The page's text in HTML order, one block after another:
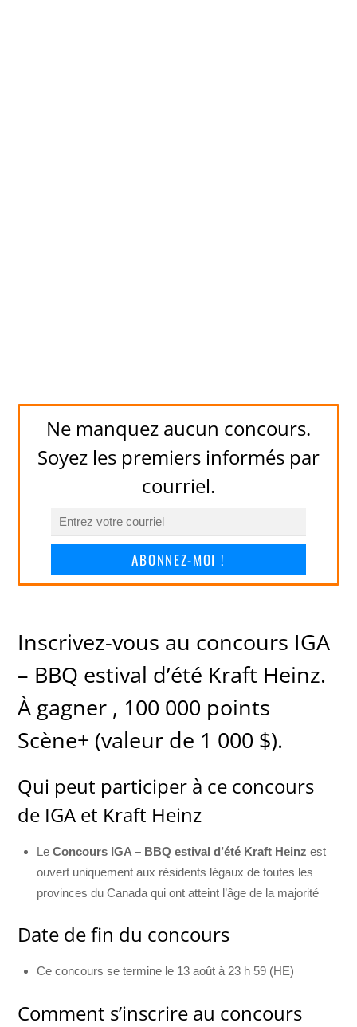
Ne manquez aucun concours.
Soyez les premiers informés par
courriel.
ABONNEZ-MOI !
Inscrivez-vous au concours IGA
– BBQ estival d’été Kraft Heinz.
À gagner , 100 000 points
Scène+ (valeur de 1 000 $).
Qui peut participer à ce concours
de IGA et Kraft Heinz
LeConcours IGA – BBQ estival d’été Kraft Heinz est
ouvert uniquement aux résidents légaux de toutes les
provinces du Canada qui ont atteint l’âge de la majorité
Date de fin du concours
Ce concours se termine le 13 août à 23 h 59 (HE)
Comment s’inscrire au concours